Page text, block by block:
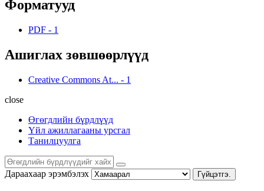
Форматууд
PDF - 1
Ашиглах зөвшөөрлүүд
Creative Commons At... - 1
close
Өгөгдлийн бүрдлүүд
Үйл ажиллагааны урсгал
Танилцуулга
Дараахаар эрэмбэлэх Гүйцэтгэ.